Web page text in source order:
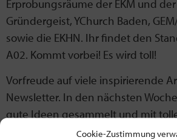
Cookie-Zustimmung
Erprobungsräume der EKM und der
Gründergeist, YChurch Baden,
sowie die EKHN. Ihr findet den
A02. Kommt vorbei! Es wird toll!
Vorfreude auf viele inspirierende
Newsletter. In den nächsten
gute Ideen gesammelt und mit
gesprochen, damit jeder